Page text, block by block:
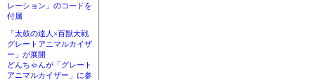
レーション」のコードを
付属
「太鼓の達人×百獣大戦
グレートアニマルカイザ
ー」が展開
どんちゃんが「グレート
アニマルカイザー」に参